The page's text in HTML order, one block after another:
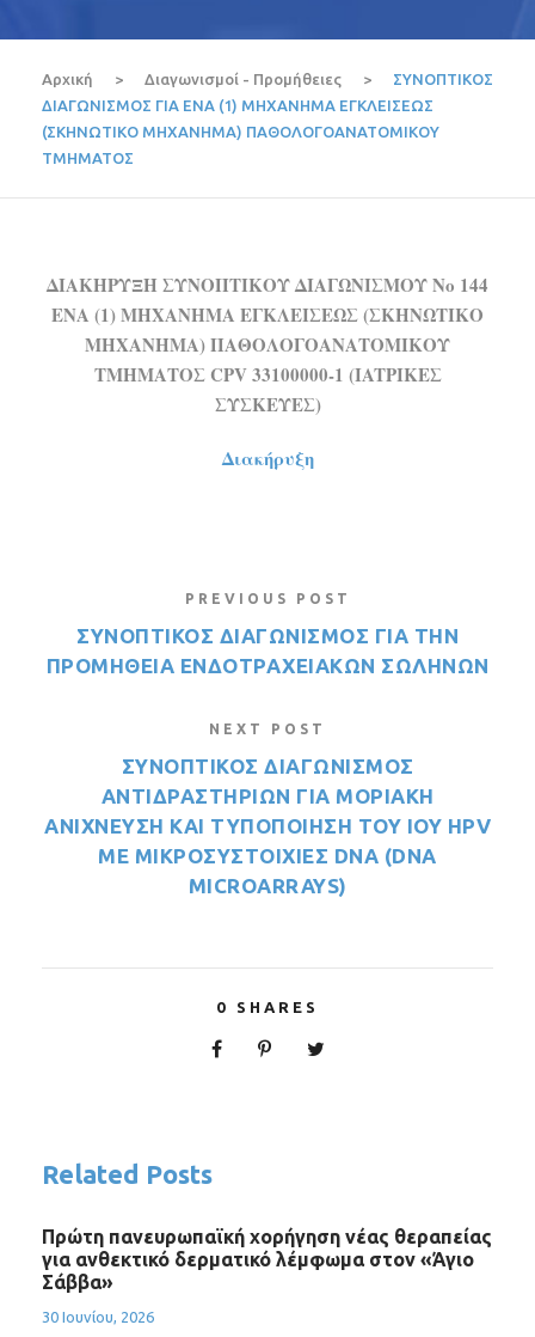
Αρχική > Διαγωνισμοί - Προμήθειες >
ΣΥΝΟΠΤΙΚΟΣ
ΔΙΑΓΩΝΙΣΜΟΣ ΓΙΑ ENA (1) MHXANHMA EΓΚΛΕΙΣΕΩΣ
(ΣΚΗΝΩΤΙΚΟ ΜΗΧΑΝΗΜΑ) ΠΑΘΟΛΟΓΟΑΝΑΤΟΜΙΚΟΥ
ΤΜΗΜΑΤΟΣ
ΔΙΑΚΗΡΥΞΗ ΣΥΝΟΠΤΙΚΟΥ ΔΙΑΓΩΝΙΣΜΟΥ Νο 144
ENA (1) MHXANHMA EΓΚΛΕΙΣΕΩΣ (ΣΚΗΝΩΤΙΚΟ
ΜΗΧΑΝΗΜΑ) ΠΑΘΟΛΟΓΟΑΝΑΤΟΜΙΚΟΥ
ΤΜΗΜΑΤΟΣ CPV 33100000-1 (IATΡΙΚΕΣ
ΣΥΣΚΕΥΕΣ)
Διακήρυξη
PREVIOUS POST
ΣΥΝΟΠΤΙΚΟΣ ΔΙΑΓΩΝΙΣΜΟΣ ΓΙΑ ΤΗΝ
ΠΡΟΜΗΘΕΙΑ ΕΝΔΟΤΡΑΧΕΙΑΚΩΝ ΣΩΛΗΝΩΝ
NEXT POST
ΣΥΝΟΠΤΙΚΟΣ ΔΙΑΓΩΝΙΣΜΟΣ
ΑΝΤΙΔΡΑΣΤΗΡΙΩΝ ΓΙΑ ΜΟΡΙΑΚΗ
ΑΝΙΧΝΕΥΣΗ ΚΑΙ ΤΥΠΟΠΟΙΗΣΗ ΤΟΥ ΙΟΥ HPV
ΜΕ ΜΙΚΡΟΣΥΣΤΟΙΧΙΕΣ DNA (DNA
MICROARRAYS)
0 SHARES
Related Posts
Πρώτη πανευρωπαϊκή χορήγηση νέας θεραπείας
για ανθεκτικό δερματικό λέμφωμα στον «Άγιο
Σάββα»
30 Ιουνίου, 2026